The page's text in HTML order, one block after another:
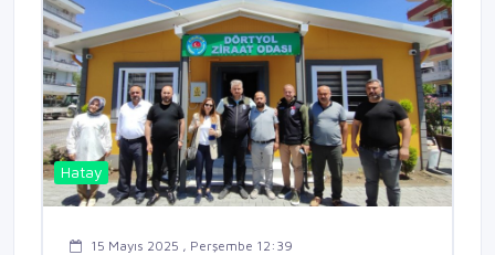
Hatay
15 Mayıs 2025 , Perşembe 12:39